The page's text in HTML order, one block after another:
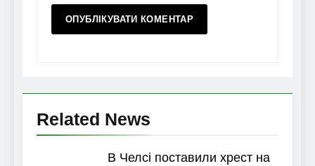
Related News
В Челсі поставили хрест на